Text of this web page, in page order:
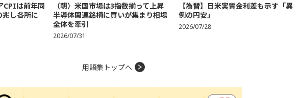
CPIは前年同
し各所に
（朝）米国市場は3指数揃って上昇
半導体関連銘柄に買いが集まり相場
全体を牽引
2026/07/31
【為替】日米実質金利差も示す「異
例の円安」
2026/07/28
用語集トップへ